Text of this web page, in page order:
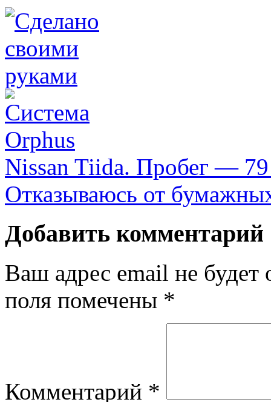
Nissan Tiida. Пробег —
Отказываюсь от
Добавить комментарий
Ваш адрес email не будет
поля помечены *
Комментарий *